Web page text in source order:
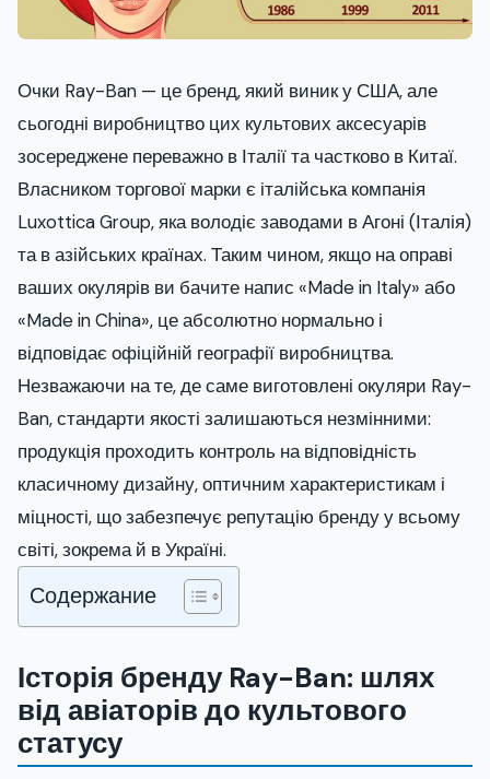
Очки Ray-Ban — це бренд, який виник у США, але
сьогодні виробництво цих культових аксесуарів
зосереджене переважно в Італії та частково в Китаї.
Власником торгової марки є італійська компанія
Luxottica Group, яка володіє заводами в Агоні (Італія)
та в азійських країнах. Таким чином, якщо на оправі
ваших окулярів ви бачите напис «Made in Italy» або
«Made in China», це абсолютно нормально і
відповідає офіційній географії виробництва.
Незважаючи на те, де саме виготовлені окуляри Ray-
Ban, стандарти якості залишаються незмінними:
продукція проходить контроль на відповідність
класичному дизайну, оптичним характеристикам і
міцності, що забезпечує репутацію бренду у всьому
світі, зокрема й в Україні.
Содержание
Історія бренду Ray-Ban: шлях
від авіаторів до культового
статусу